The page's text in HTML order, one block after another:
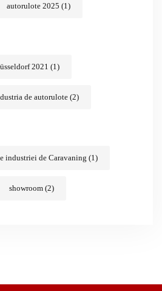
autorulote 2025 (1)
2021 (1)
de autorulote(2)
industriei de Caravaning (1)
showroom (2)